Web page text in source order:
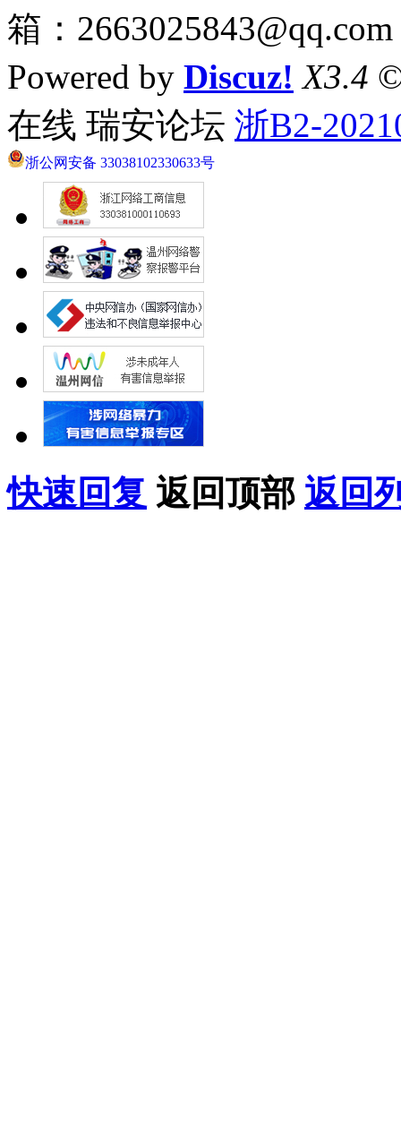
箱：2663025843@qq.com
Powered by Discuz! X3.4
在线 瑞安论坛 浙B2-
浙公网安备 33038102330633号
快速回复 返回顶部 返回